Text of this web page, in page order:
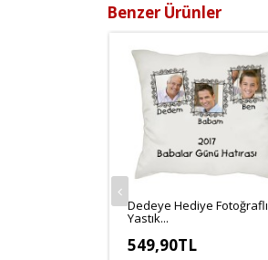
Benzer Ürünler
Dedeye Hediye Fotoğraflı
Yastık...
549,90TL